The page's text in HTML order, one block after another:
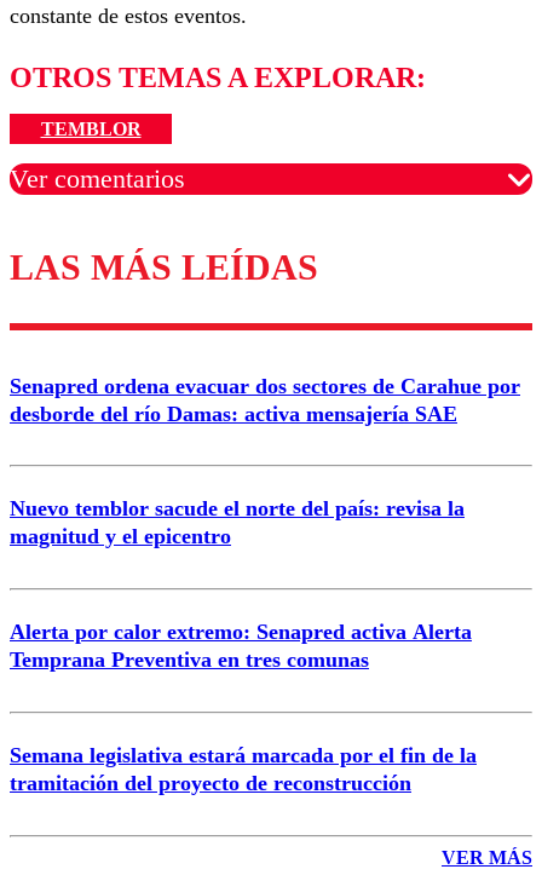
constante de estos eventos.
OTROS TEMAS A EXPLORAR:
TEMBLOR
Ver comentarios
Los comentarios son moderados para garantizar un
diálogo respetuoso.
Correo
LAS MÁS LEÍDAS
Senapred ordena evacuar dos sectores de Carahue por
desborde del río Damas: activa mensajería SAE
Nuevo temblor sacude el norte del país: revisa la
magnitud y el epicentro
Alerta por calor extremo: Senapred activa Alerta
Temprana Preventiva en tres comunas
Semana legislativa estará marcada por el fin de la
tramitación del proyecto de reconstrucción
VER MÁS